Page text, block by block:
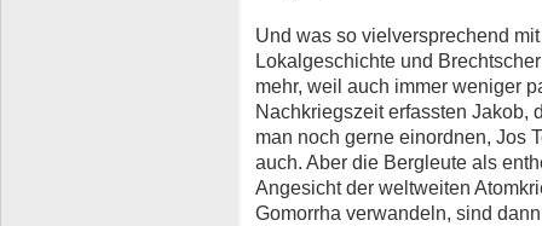
Und was so vielversprechend
Lokalgeschichte und
mehr, weil auch immer weniger
Nachkriegszeit erfassten Jakob,
man noch gerne einordnen, Jos
auch. Aber die Bergleute als
Angesicht der weltweiten
Gomorrha verwandeln, sind